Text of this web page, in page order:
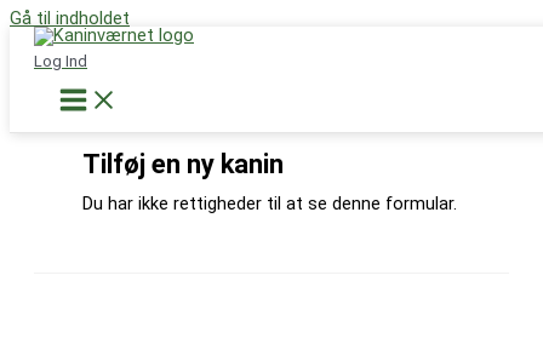
Gå til indholdet
Log Ind
Støt nu
Tilføj en ny kanin
Du har ikke rettigheder til at se denne formular.